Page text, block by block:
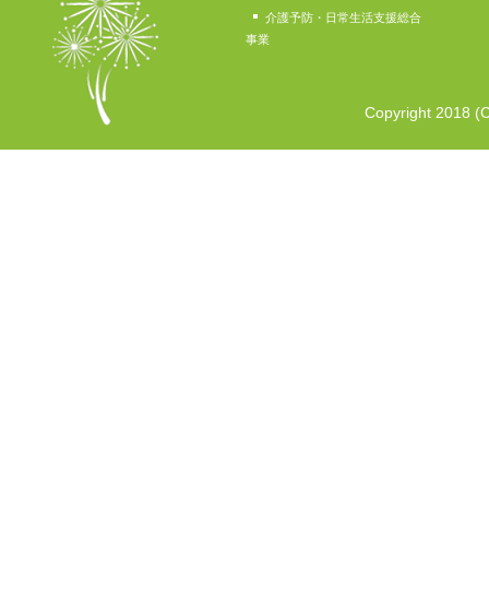
介護予防・日常生活支援総合
事業
Copyright 2018